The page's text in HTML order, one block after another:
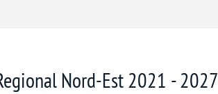
Nord-Est 2021 - 2027